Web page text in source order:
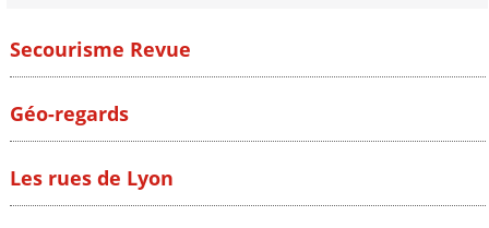
Secourisme Revue
Géo-regards
Les rues de Lyon